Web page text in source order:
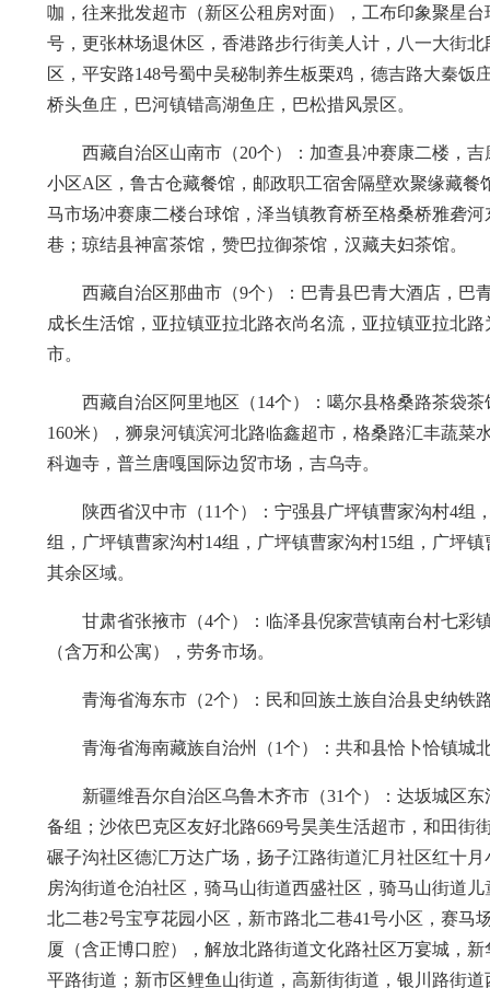
咖，往来批发超市（新区公租房对面），工布印象聚星
号，更张林场退休区，香港路步行街美人计，八一大街
区，平安路148号蜀中吴秘制养生板栗鸡，德吉路大秦
桥头鱼庄，巴河镇错高湖鱼庄，巴松措风景区。
西藏自治区山南市（20个）：加查县冲赛康二楼，
小区A区，鲁古仓藏餐馆，邮政职工宿舍隔壁欢聚缘藏
马市场冲赛康二楼台球馆，泽当镇教育桥至格桑桥雅砻
巷；琼结县神富茶馆，赞巴拉御茶馆，汉藏夫妇茶馆。
西藏自治区那曲市（9个）：巴青县巴青大酒店，巴
成长生活馆，亚拉镇亚拉北路衣尚名流，亚拉镇亚拉北
市。
西藏自治区阿里地区（14个）：噶尔县格桑路茶袋
160米），狮泉河镇滨河北路临鑫超市，格桑路汇丰蔬
科迦寺，普兰唐嘎国际边贸市场，吉乌寺。
陕西省汉中市（11个）：宁强县广坪镇曹家沟村4组
组，广坪镇曹家沟村14组，广坪镇曹家沟村15组，广坪
其余区域。
甘肃省张掖市（4个）：临泽县倪家营镇南台村七彩
（含万和公寓），劳务市场。
青海省海东市（2个）：民和回族土族自治县史纳铁
青海省海南藏族自治州（1个）：共和县恰卜恰镇城
新疆维吾尔自治区乌鲁木齐市（31个）：达坂城区
备组；沙依巴克区友好北路669号昊美生活超市，和田
碾子沟社区德汇万达广场，扬子江路街道汇月社区红十
房沟街道仓泊社区，骑马山街道西盛社区，骑马山街道
北二巷2号宝亨花园小区，新市路北二巷41号小区，赛马
厦（含正博口腔），解放北路街道文化路社区万宴城，
平路街道；新市区鲤鱼山街道，高新街街道，银川路街